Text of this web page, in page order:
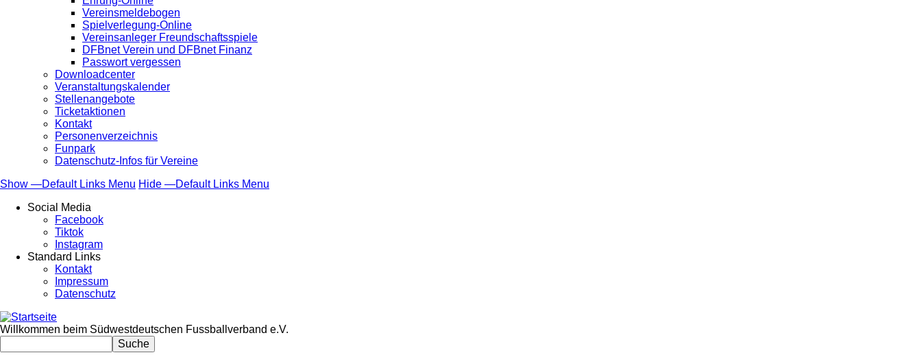
Vereinsmeldebogen
Spielverlegung-Online
Vereinsanleger Freundschaftsspiele
DFBnet Verein und DFBnet Finanz
Passwort vergessen
Downloadcenter
Veranstaltungskalender
Stellenangebote
Ticketaktionen
Kontakt
Personenverzeichnis
Funpark
Datenschutz-Infos für Vereine
Default
Show —Default Links Menu Hide —Default Links Menu
Social Media
Facebook
Tiktok
Instagram
Standard Links
Kontakt
Impressum
Datenschutz
Willkommen beim Südwestdeutschen Fussballverband e.V.